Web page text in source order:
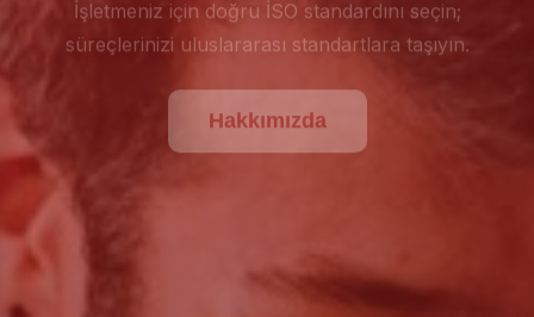
süreçlerinizi uluslararası standartlara taşıyın.
Hakkımızda